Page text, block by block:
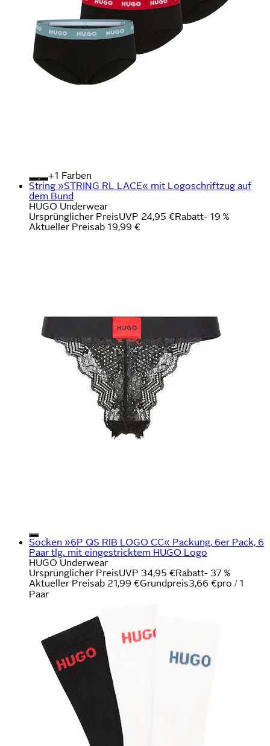
+
Farben
String »STRING RL LACE« mit Logoschriftzug auf
dem Bund
HUGO Underwear
Ursprünglicher PreisUVP 24,95 €Rabatt- 19 %
Aktueller Preisab 19,99 €
Socken »6P QS RIB LOGO CC« Packung, 6er Pack, 6
Paar tlg. mit eingestricktem HUGO Logo
HUGO Underwear
Ursprünglicher PreisUVP 34,95 €Rabatt- 37 %
Aktueller Preisab 21,99 €Grundpreis3,66 €pro / 1
Paar